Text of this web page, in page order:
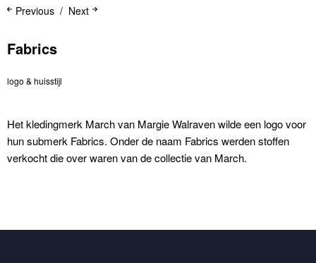
Next
Previous
Fabrics
logo & huisstijl
Het kledingmerk March van Margie Walraven wilde een logo voor
hun submerk Fabrics. Onder de naam Fabrics werden stoffen
verkocht die over waren van de collectie van March.